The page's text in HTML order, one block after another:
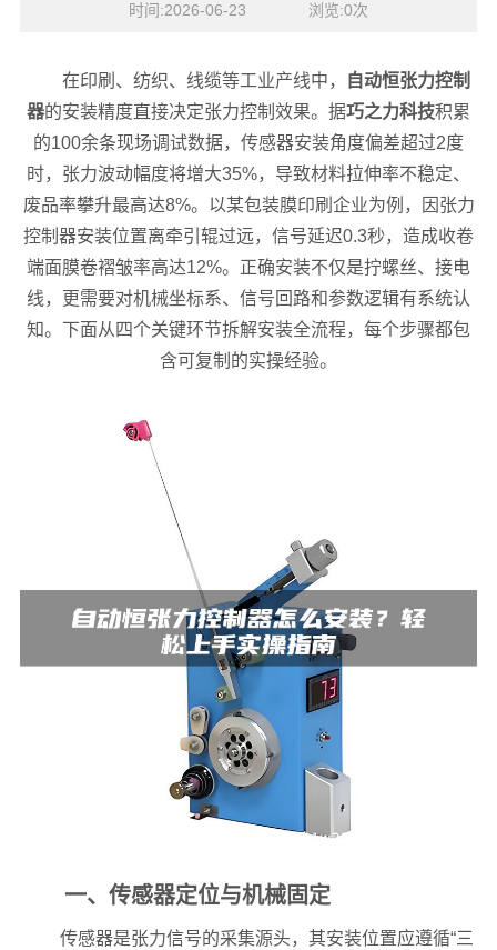
时间:2026-06-23    浏览:0次
在印刷、纺织、线缆等工业产线中，
自动恒张力控制
器的安装精度直接决定张力控制效果。据巧之力科技积累
的100余条现场调试数据，传感器安装角度偏差超过2度
时，张力波动幅度将增大35%，导致材料拉伸率不稳定、
废品率攀升最高达8%。以某包装膜印刷企业为例，因张力
控制器安装位置离牵引辊过远，信号延迟0.3秒，造成收卷
端面膜卷褶皱率高达12%。正确安装不仅是拧螺丝、接电
线，更需要对机械坐标系、信号回路和参数逻辑有系统认
知。下面从四个关键环节拆解安装全流程，每个步骤都包
含可复制的实操经验。
一、传感器定位与机械固定
传感器是张力信号的采集源头，其安装位置应遵循“三